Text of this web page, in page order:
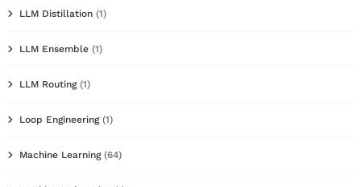
LLM Distillation (1)
LLM Ensemble (1)
LLM Routing(1)
Loop Engineering(1)
Machine Learning(64)